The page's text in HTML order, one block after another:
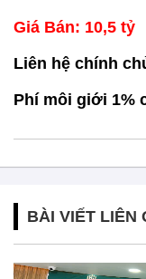
Giá Bán: 10,5 tỷ
Liên hệ chính
Phí môi giới 1%
BÀI VIẾT LIÊN